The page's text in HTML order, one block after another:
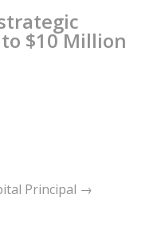
$10 Million
Principal →